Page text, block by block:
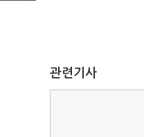
관련기사